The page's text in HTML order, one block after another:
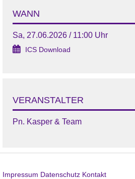
WANN
Sa, 27.06.2026 / 11:00 Uhr
ICS Download
VERANSTALTER
Pn. Kasper & Team
Impressum Datenschutz Kontakt